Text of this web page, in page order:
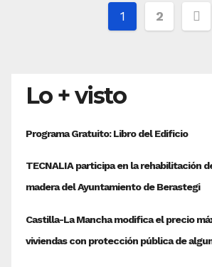
Paginación
1 2
Lo + visto